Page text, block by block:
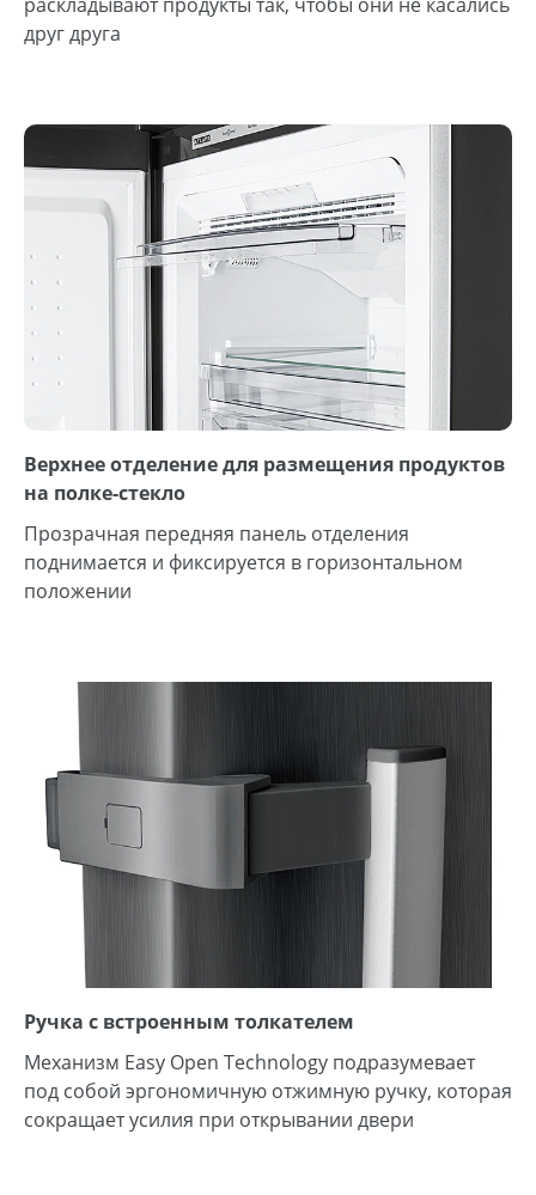
друг друга
Верхнее отделение для размещения продуктов
на полке-стекло
Прозрачная передняя панель отделения
поднимается и фиксируется в горизонтальном
положении
Ручка с встроенным толкателем
Механизм Easy Open Technology подразумевает
под собой эргономичную отжимную ручку, которая
сокращает усилия при открывании двери